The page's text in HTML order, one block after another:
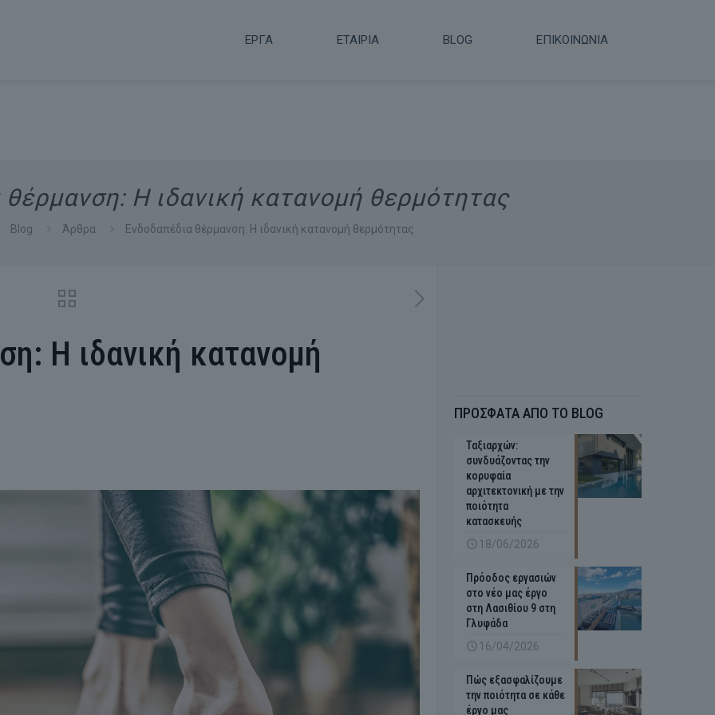
ΕΡΓΑ ΕΤΑΙΡΙΑ BLOG ΕΠΙΚΟΙΝΩΝΙΑ
Η ιδανική κατανομή θερμότητας
Blog Άρθρα Ενδοδαπέδια θέρμανση: Η ιδανική κατανομή θερμότητας
Η ιδανική κατανομή
ΠΡΟΣΦΑΤΑ ΑΠΟ ΤΟ BLOG
Ταξιαρχών:
συνδυάζοντας την
κορυφαία
αρχιτεκτονική με την
ποιότητα
κατασκευής
18/06/2026
Πρόοδος εργασιών
στο νέο μας έργο
στη Λασιθίου 9 στη
Γλυφάδα
16/04/2026
Πώς εξασφαλίζουμε
την ποιότητα σε κάθε
έργο μας